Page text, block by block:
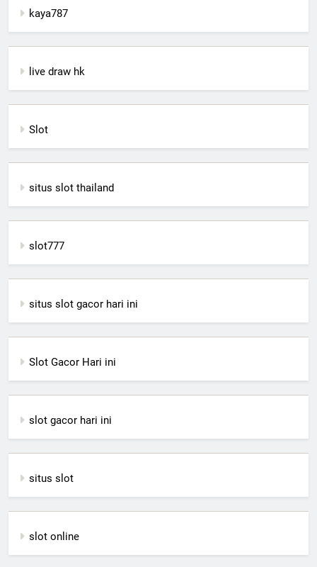
kaya787
live draw hk
Slot
situs slot thailand
slot777
situs slot gacor hari ini
Slot Gacor Hari ini
slot gacor hari ini
situs slot
slot online